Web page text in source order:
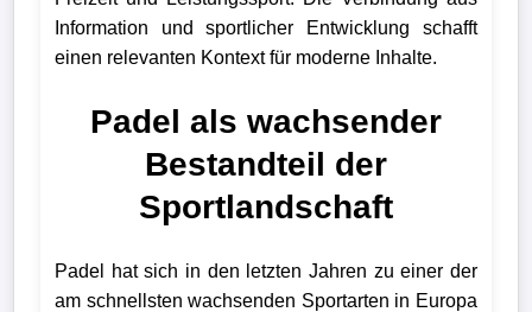
Information und sportlicher Entwicklung schafft
einen relevanten Kontext für moderne Inhalte.
Padel als wachsender
Bestandteil der
Sportlandschaft
Padel hat sich in den letzten Jahren zu einer der
am schnellsten wachsenden Sportarten in Europa